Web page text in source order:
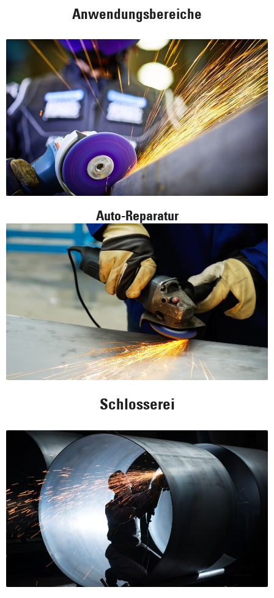
Anwendungsbereiche
Auto-Reparatur
Schlosserei